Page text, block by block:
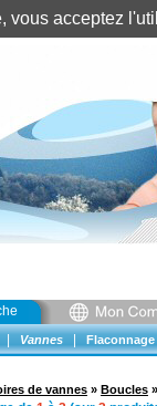
Vannes Flaconnage
de vannes » Boucles
vous acceptez